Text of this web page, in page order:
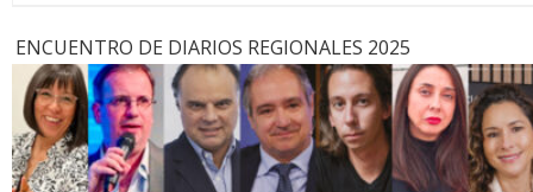
ENCUENTRO DE DIARIOS REGIONALES 2025